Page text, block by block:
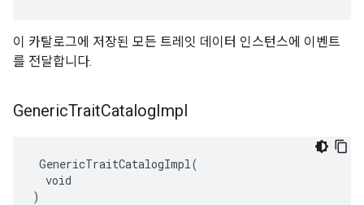
이 카탈로그에 저장된 모든 트레잇 데이터 인스턴스에 이벤트
를 전달합니다.
GenericTraitCatalogImpl
GenericTraitCatalogImpl(
  void
)